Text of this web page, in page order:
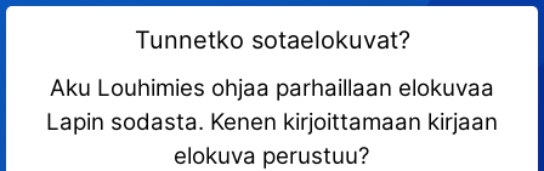
Tunnetko sotaelokuvat?
Aku Louhimies ohjaa parhaillaan elokuvaa
Lapin sodasta. Kenen kirjoittamaan kirjaan
elokuva perustuu?